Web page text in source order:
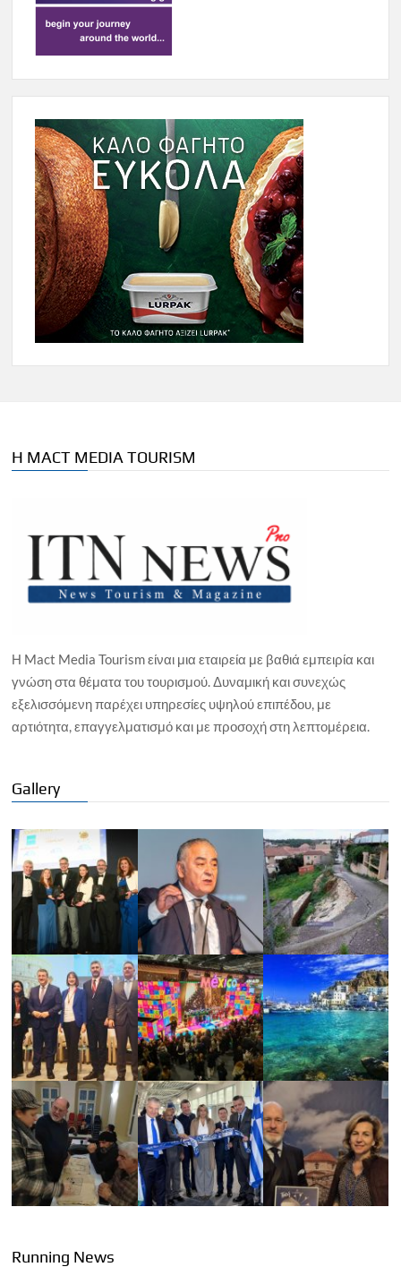
Η MACT MEDIA TOURISM
Η Mact Media Tourism είναι μια εταιρεία με βαθιά εμπειρία και
γνώση στα θέματα του τουρισμού. Δυναμική και συνεχώς
εξελισσόμενη παρέχει υπηρεσίες υψηλού επιπέδου, με
αρτιότητα, επαγγελματισμό και με προσοχή στη λεπτομέρεια.
Gallery
Running News